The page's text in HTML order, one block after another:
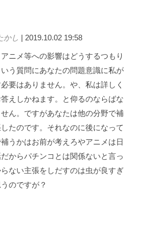
かし | 2019.10.02 19:58
ニメ等への影響はどうするつもり
う質問にあなたの問題意識に私が
要はありません。や、私は詳しく
えしかねます。と仰るのならばな
ん。ですがあなたは他の分野で補
たのです。それなのに後になって
うかはお前が考えろやアニメは日
からパチンコとは関係ないと言っ
ない主張をしだすのは虫が良すぎ
のですが？